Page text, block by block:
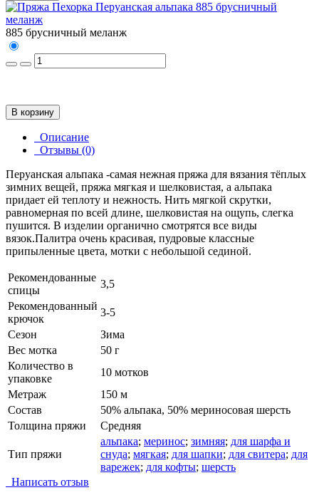
885 брусничный меланж
В корзину
Описание
Отзывы (0)
Перуанская альпака -самая нежная пряжа для вязания тёплых
зимних вещей, пряжа мягкая и шелковистая, а альпака
придает ей теплоту и нежность. Нить мягкой скрутки,
равномерная по всей длине, шелковистая на ощупь, слегка
пушится. В изделии органично смотрятся все виды
вязок.Палитра очень красивая, пудровые классные
припыленные цвета, мотки с небольшой сединой.
Рекомендованные
спицы
3,5
Рекомендованный
крючок
3-5
Сезон
Зима
Вес мотка
50 г
Количество в
упаковке
10 мотков
Метраж
150 м
Состав
50% альпака, 50% мериносовая шерсть
Толщина пряжи
Средняя
Тип пряжи
альпака; меринос; зимняя; для шарфа и
снуда; мягкая; для шапки; для свитера; для
варежек; для кофты; шерсть
Написать отзыв